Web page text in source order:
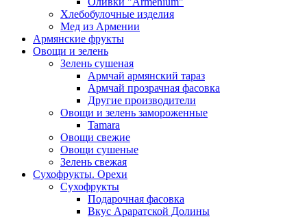
Хлебобулочные изделия
Мед из Армении
Армянские фрукты
Овощи и зелень
Зелень сушеная
Армчай армянский тараз
Армчай прозрачная фасовка
Другие производители
Овощи и зелень замороженные
Tamara
Овощи свежие
Овощи сушеные
Зелень свежая
Сухофрукты. Орехи
Сухофрукты
Подарочная фасовка
Вкус Араратской Долины